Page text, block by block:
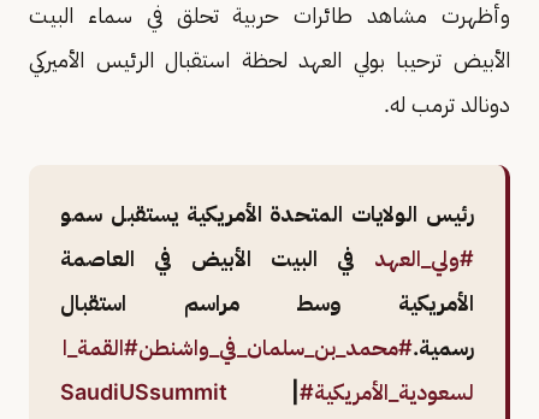
وأظهرت مشاهد طائرات حربية تحلق في سماء البيت
الأبيض ترحيبا بولي العهد لحظة استقبال الرئيس الأميركي
دونالد ترمب له.
رئيس الولايات المتحدة الأمريكية يستقبل سمو
#ولي_العهد في البيت الأبيض في العاصمة
الأمريكية وسط مراسم استقبال
رسمية.#محمد_بن_سلمان_في_واشنطن#القمة_ا
لسعودية_الأمريكية#SaudiUSsummit